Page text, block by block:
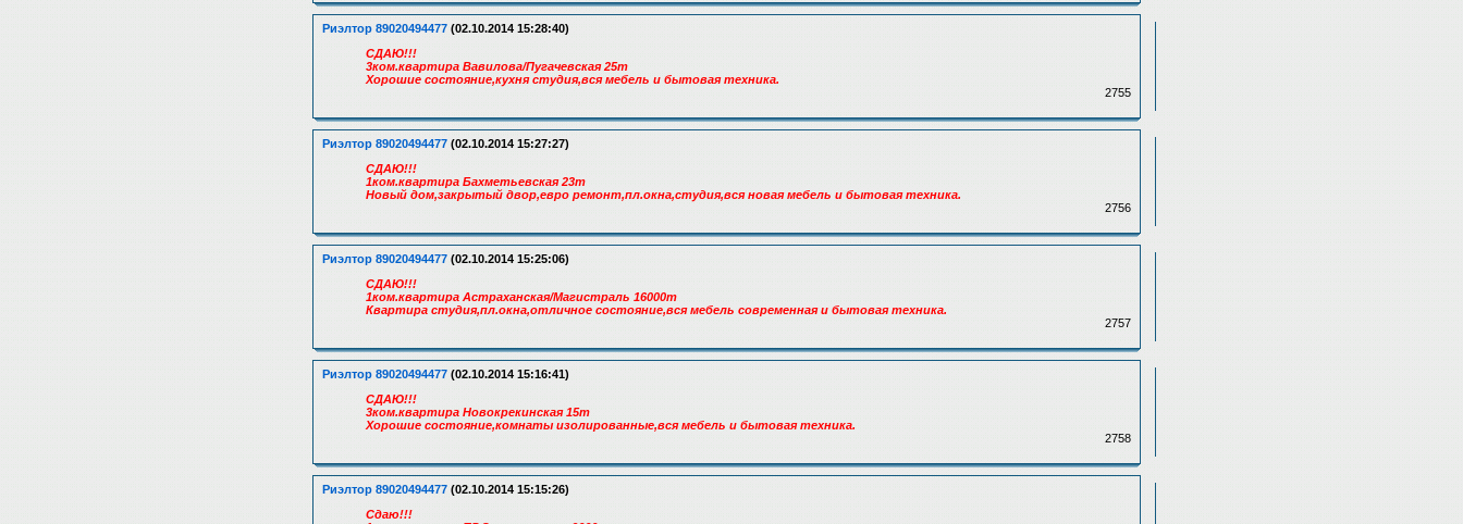
Риэлтор 89020494477 (02.10.2014 15:28:40)
СДАЮ!!!
3ком.квартира Вавилова/Пугачевская 25т
Хорошие состояние,кухня студия,вся мебель и бытовая техника.
2755
Риэлтор 89020494477 (02.10.2014 15:27:27)
СДАЮ!!!
1ком.квартира Бахметьевская 23т
Новый дом,закрытый двор,евро ремонт,пл.окна,студия,вся новая мебель и бытовая техника.
2756
Риэлтор 89020494477 (02.10.2014 15:25:06)
СДАЮ!!!
1ком.квартира Астраханская/Магистраль 16000т
Квартира студия,пл.окна,отличное состояние,вся мебель современная и бытовая техника.
2757
Риэлтор 89020494477 (02.10.2014 15:16:41)
СДАЮ!!!
3ком.квартира Новокрекинская 15т
Хорошие состояние,комнаты изолированные,вся мебель и бытовая техника.
2758
Риэлтор 89020494477 (02.10.2014 15:15:26)
Сдаю!!!